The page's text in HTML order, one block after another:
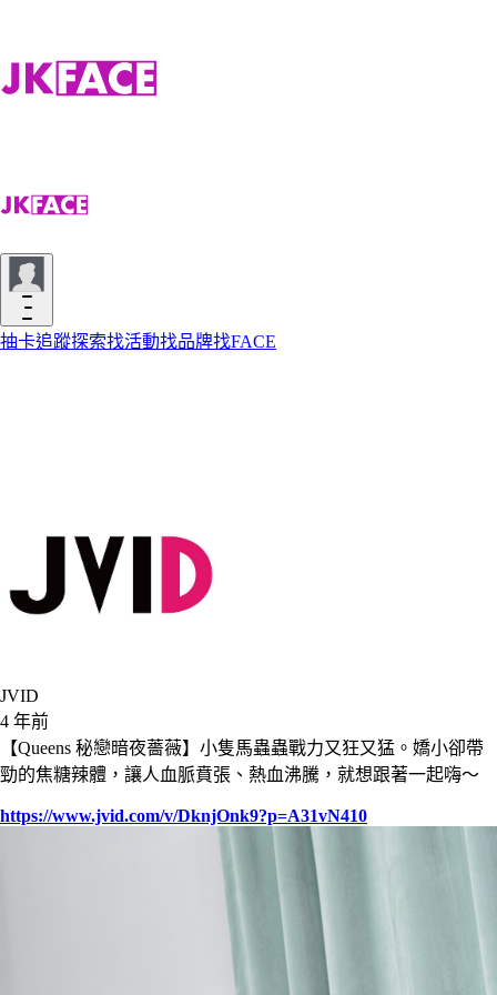
抽卡追蹤探索找活動找品牌找FACE
JVID
4 年前
【Queens 秘戀暗夜薔薇】小隻馬蟲蟲戰力又狂又猛。嬌小卻帶
勁的焦糖辣體，讓人血脈賁張、熱血沸騰，就想跟著一起嗨～
https://www.jvid.com/v/DknjOnk9?p=A31vN410